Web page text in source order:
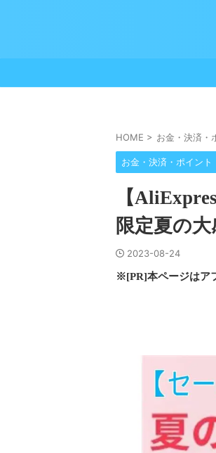
HOME > お金・決済・
お金・決済・ポイント
【
限定夏の
2023-08-24
※[PR]本ページはア